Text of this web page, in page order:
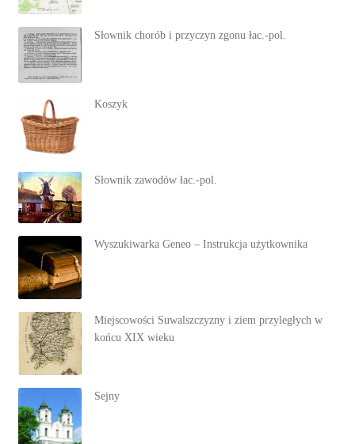
Słownik chorób i przyczyn zgonu łac.-pol.
Koszyk
Słownik zawodów łac.-pol.
Wyszukiwarka Geneo – Instrukcja użytkownika
Miejscowości Suwalszczyzny i ziem przyległych w
końcu XIX wieku
Sejny